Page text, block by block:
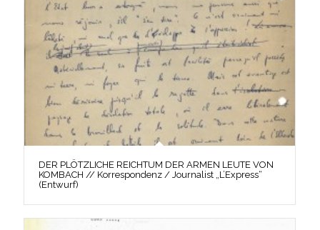
DER PLÖTZLICHE REICHTUM DER ARMEN LEUTE VON
KOMBACH // Korrespondenz / Journalist „L’Express“
(Entwurf)